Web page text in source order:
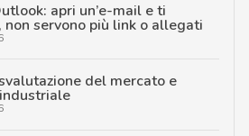
apri un’e-mail e ti
servono più link o allegati
del mercato e